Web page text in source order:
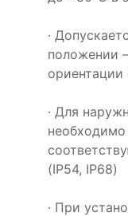
·
положении
· Для
(IP54, IP68)
· При